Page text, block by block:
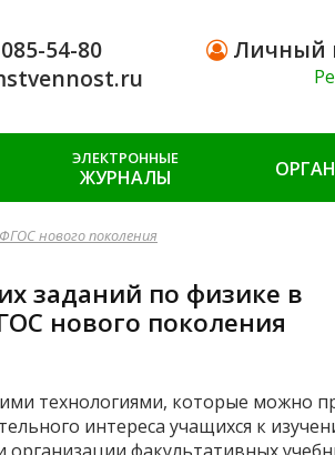
54-80
Личный
ЭЛЕКТРОННЫЕ
ЖУРНАЛЫ
нового поколения
заданий по физике в
нового поколения
технологиями, которые можно
интереса учащихся к